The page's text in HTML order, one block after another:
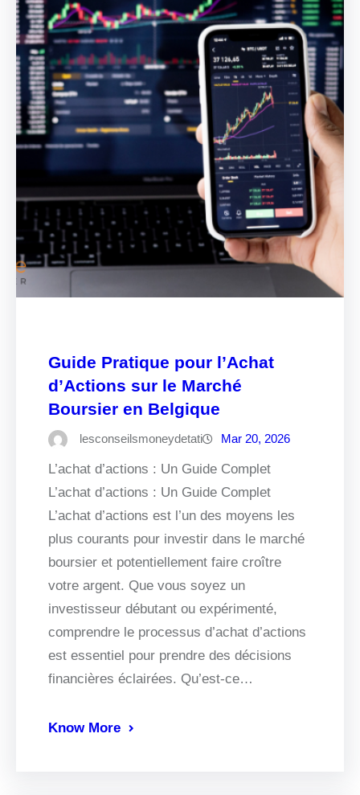
Guide Pratique pour l’Achat
d’Actions sur le Marché
Boursier en Belgique
lesconseilsmoneydetati Mar 20, 2026
L’achat d’actions : Un Guide Complet
L’achat d’actions : Un Guide Complet
L’achat d’actions est l’un des moyens les
plus courants pour investir dans le marché
boursier et potentiellement faire croître
votre argent. Que vous soyez un
investisseur débutant ou expérimenté,
comprendre le processus d’achat d’actions
est essentiel pour prendre des décisions
financières éclairées. Qu’est-ce…
Know More